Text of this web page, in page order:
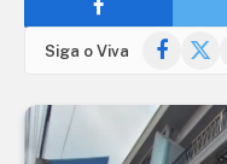
Siga o Viva Facebook
X